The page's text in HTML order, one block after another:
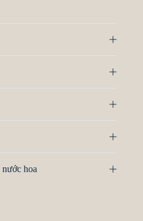
hoa